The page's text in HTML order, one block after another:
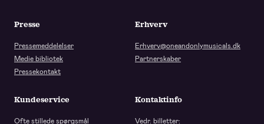
Presse
Pressemeddelelser
Medie bibliotek
Pressekontakt
Erhverv
Erhverv@oneandonlymusicals.dk
Partnerskaber
Kundeservice
Ofte stillede spørgsmål
Kontaktinfo
Vedr. billetter: